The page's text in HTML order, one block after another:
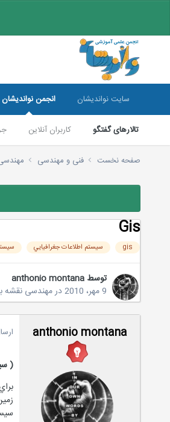
سایت نواندیشان انجمن نواندیشان
تالارهای گفتگو کاربران آنلاین
صفحه نخست فنی و مهندسی
Gis
gis سيستم اطلاعات جغرافيايي
توسط anthonio montana
9 مهر، 2010
درمهندسی نقشه
anthonio montana
(